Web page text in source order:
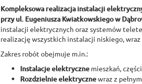
Kompleksowa realizacja instalacji
przy ul. Eugeniusza Kwiatkowskiego w
instalacji elektrycznych oraz systemów
realizację wszystkich instalacji niskiego,
Zakres robót obejmuje m.in.:
Instalacje elektryczne mieszkań,
Rozdzielnie elektrycznewraz z